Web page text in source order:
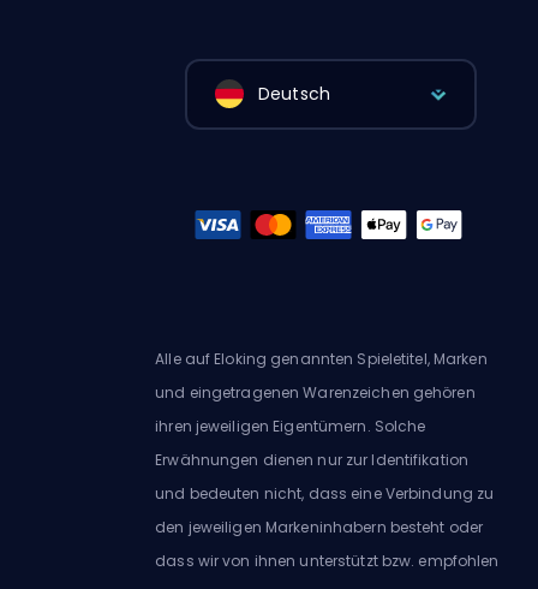
Deutsch
Alle auf Eloking genannten Spieletitel, Marken
und eingetragenen Warenzeichen gehören
ihren jeweiligen Eigentümern. Solche
Erwähnungen dienen nur zur Identifikation
und bedeuten nicht, dass eine Verbindung zu
den jeweiligen Markeninhabern besteht oder
dass wir von ihnen unterstützt bzw. empfohlen